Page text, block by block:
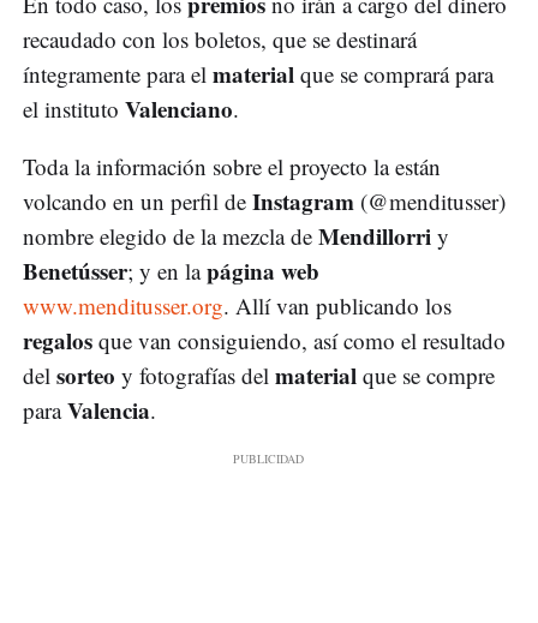
recaudado con los boletos, que se destinará
íntegramente para el material que se comprará para
el instituto Valenciano.
Toda la información sobre el proyecto la están
volcando en un perfil de Instagram (@menditusser)
nombre elegido de la mezcla de Mendillorri y
Benetússer; y en lapágina web
www.menditusser.org. Allí van publicando los
regalos que van consiguiendo, así como el resultado
del sorteo y fotografías del material que se compre
paraValencia.